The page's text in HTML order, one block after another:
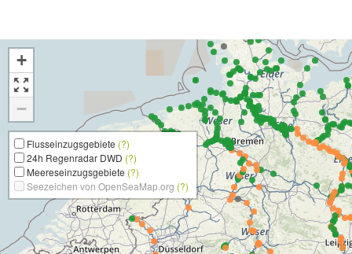
+
−
Flusseinzugsgebiete (?)
24h Regenradar DWD (?)
Meereseinzugsgebiete (?)
Seezeichen von OpenSeaMap.org (?)